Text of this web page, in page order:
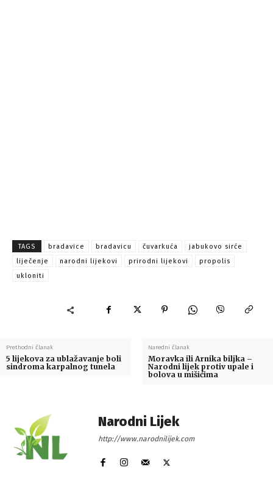
TAGS bradavice bradavicu čuvarkuća
jabukovo sirće
liječenje
narodni lijekovi prirodni lijekovi
propolis
ukloniti
Prethodni članak
5 lijekova za ublažavanje boli
sindroma karpalnog tunela
Naredni članak
Moravka ili Arnika biljka –
Narodni lijek protiv upale i
bolova u mišićima
Narodni Lijek
http://www.narodnilijek.com